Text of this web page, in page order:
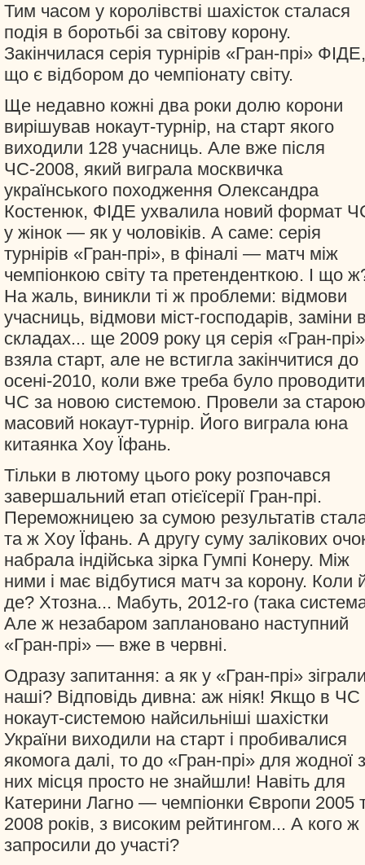
Тим часом у королівстві шахісток сталася
подія в боротьбі за світову корону.
Закінчилася серія турнірів «Гран-прі» ФІДЕ,
що є відбором до чемпіонату світу.
Ще недавно кожні два роки долю корони
вирішував нокаут-турнір, на старт якого
виходили 128 учасниць. Але вже після
ЧС-2008, який виграла москвичка
українського походження Олександра
Костенюк, ФІДЕ ухвалила новий формат
у жінок — як у чоловіків. А саме: серія
турнірів «Гран-прі», в фіналі — матч між
чемпіонкою світу та претенденткою. І що
На жаль, виникли ті ж проблеми: відмови
учасниць, відмови міст-господарів, заміни
складах... ще 2009 року ця серія «Гран-прі»
взяла старт, але не встигла закінчитися до
осені-2010, коли вже треба було проводити
ЧС за новою системою. Провели за
масовий нокаут-турнір. Його виграла юна
китаянка Хоу Їфань.
Тільки в лютому цього року розпочався
завершальний етап отієїсерії Гран-прі.
Переможницею за сумою результатів
та ж Хоу Їфань. А другу суму залікових
набрала індійська зірка Гумпі Конеру. Між
ними і має відбутися матч за корону. Коли
де? Хтозна... Мабуть, 2012-го (така
Але ж незабаром заплановано наступний
«Гран-прі» — вже в червні.
Одразу запитання: а як у «Гран-прі»
наші? Відповідь дивна: аж ніяк! Якщо в ЧС
нокаут-системою найсильніші шахістки
України виходили на старт і пробивалися
якомога далі, то до «Гран-прі» для жодної з
них місця просто не знайшли! Навіть для
Катерини Лагно — чемпіонки Європи 2005
2008 років, з високим рейтингом... А кого ж
запросили до участі?